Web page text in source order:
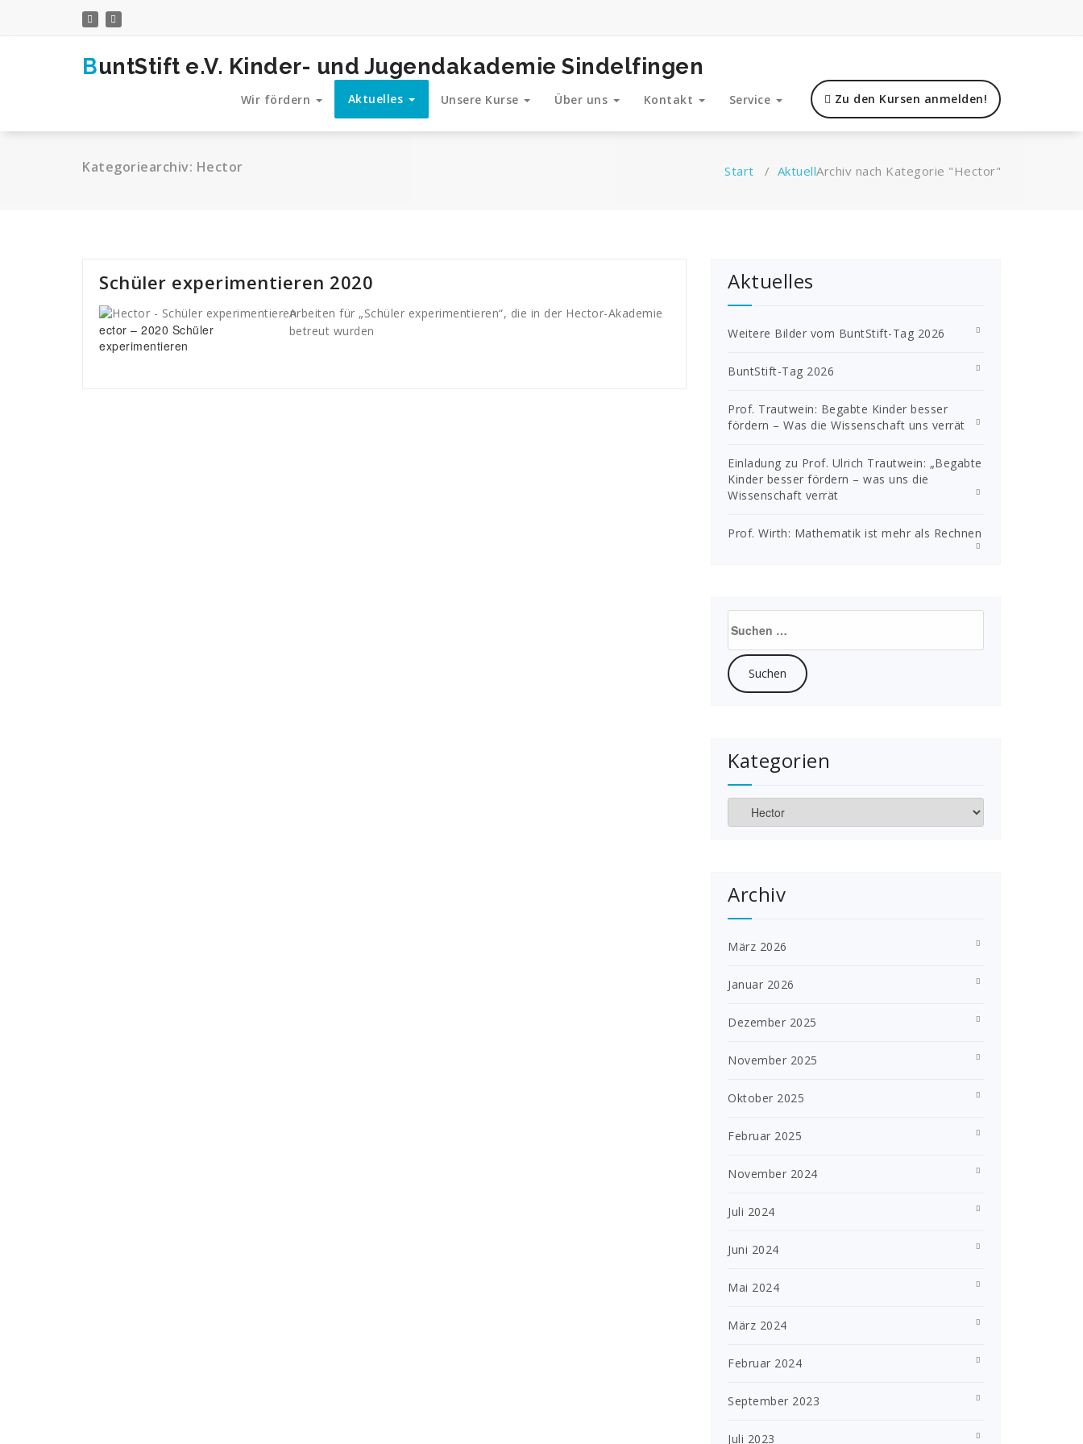
springen
BuntStift e.V. Kinder- und Jugendakademie Sindelfingen
Wir fördern Aktuelles Unsere Kurse Über uns Kontakt Service Zu den Kursen anmelden!
Kategoriearchiv: Hector Start / AktuellArchiv nach Kategorie "Hector"
Schüler experimentieren 2020
ector – 2020 Schüler
experimentieren
Arbeiten für „Schüler experimentieren“, die in der Hector-Akademie
betreut wurden
Aktuelles
Weitere Bilder vom BuntStift-Tag 2026
BuntStift-Tag 2026
Prof. Trautwein: Begabte Kinder besser
fördern – Was die Wissenschaft uns verrät
Einladung zu Prof. Ulrich Trautwein: „Begabte
Kinder besser fördern – was uns die
Wissenschaft verrät
Prof. Wirth: Mathematik ist mehr als Rechnen
nach:
Kategorien
Kategorien
Archiv
März 2026
Januar 2026
Dezember 2025
November 2025
Oktober 2025
Februar 2025
November 2024
Juli 2024
Juni 2024
Mai 2024
März 2024
Februar 2024
September 2023
Juli 2023